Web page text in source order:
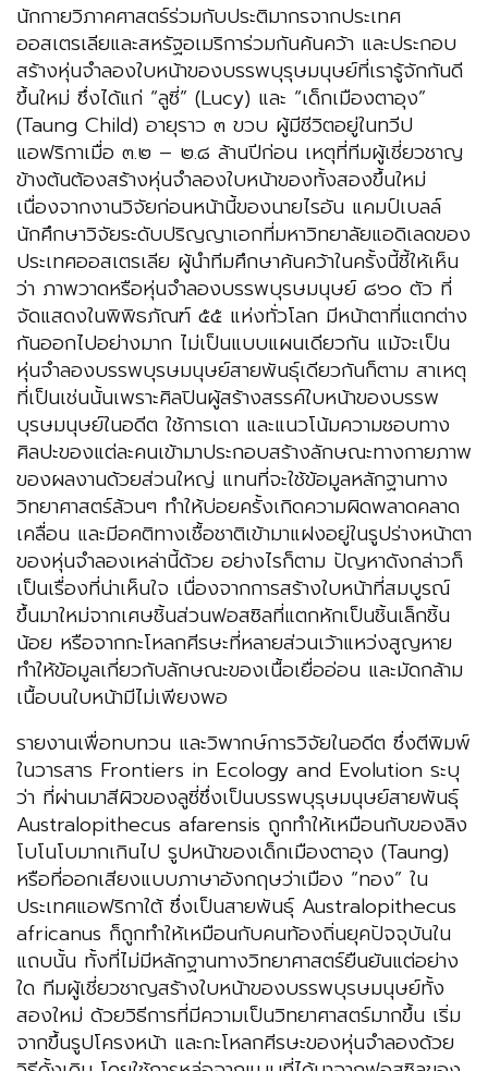
นักกายวิภาคศาสตร์ร่วมกับประติมากรจากประเทศ
ออสเตรเลียและสหรัฐอเมริการ่วมกันค้นคว้า และประกอบ
สร้างหุ่นจำลองใบหน้าของบรรพบุรุษมนุษย์ที่เรารู้จักกันดี
ขึ้นใหม่ ซึ่งได้แก่ “ลูซี่” (Lucy) และ “เด็กเมืองตาอุง”
(Taung Child) อายุราว ๓ ขวบ ผู้มีชีวิตอยู่ในทวีป
แอฟริกาเมื่อ ๓.๒ – ๒.๘ ล้านปีก่อน เหตุที่ทีมผู้เชี่ยวชาญ
ข้างต้นต้องสร้างหุ่นจำลองใบหน้าของทั้งสองขึ้นใหม่
เนื่องจากงานวิจัยก่อนหน้านี้ของนายไรอัน แคมป์เบลล์
นักศึกษาวิจัยระดับปริญญาเอกที่มหาวิทยาลัยแอดิเลดของ
ประเทศออสเตรเลีย ผู้นำทีมศึกษาค้นคว้าในครั้งนี้ชี้ให้เห็น
ว่า ภาพวาดหรือหุ่นจำลองบรรพบุรษมนุษย์ ๘๖๐ ตัว ที่
จัดแสดงในพิพิธภัณฑ์ ๕๕ แห่งทั่วโลก มีหน้าตาที่แตกต่าง
กันออกไปอย่างมาก ไม่เป็นแบบแผนเดียวกัน แม้จะเป็น
หุ่นจำลองบรรพบุรษมนุษย์สายพันธุ์เดียวกันก็ตาม สาเหตุ
ที่เป็นเช่นนั้นเพราะศิลปินผู้สร้างสรรค์ใบหน้าของบรรพ
บุรษมนุษย์ในอดีต ใช้การเดา และแนวโน้มความชอบทาง
ศิลปะของแต่ละคนเข้ามาประกอบสร้างลักษณะทางกายภาพ
ของผลงานด้วยส่วนใหญ่ แทนที่จะใช้ข้อมูลหลักฐานทาง
วิทยาศาสตร์ล้วนๆ ทำให้บ่อยครั้งเกิดความผิดพลาดคลาด
เคลื่อน และมีอคติทางเชื้อชาติเข้ามาแฝงอยู่ในรูปร่างหน้าตา
ของหุ่นจำลองเหล่านี้ด้วย อย่างไรก็ตาม ปัญหาดังกล่าวก็
เป็นเรื่องที่น่าเห็นใจ เนื่องจากการสร้างใบหน้าที่สมบูรณ์
ขึ้นมาใหม่จากเศษชิ้นส่วนฟอสซิลที่แตกหักเป็นชิ้นเล็กชิ้น
น้อย หรือจากกะโหลกศีรษะที่หลายส่วนเว้าแหว่งสูญหาย
ทำให้ข้อมูลเกี่ยวกับลักษณะของเนื้อเยื่ออ่อน และมัดกล้าม
เนื้อบนใบหน้ามีไม่เพียงพอ
รายงานเพื่อทบทวน และวิพากษ์การวิจัยในอดีต ซึ่งตีพิมพ์
ในวารสาร Frontiers in Ecology and Evolution ระบุ
ว่า ที่ผ่านมาสีผิวของลูซี่ซึ่งเป็นบรรพบุรุษมนุษย์สายพันธุ์
Australopithecus afarensis ถูกทำให้เหมือนกับของลิง
โบโนโบมากเกินไป รูปหน้าของเด็กเมืองตาอุง (Taung)
หรือที่ออกเสียงแบบภาษาอังกฤษว่าเมือง “ทอง” ใน
ประเทศแอฟริกาใต้ ซึ่งเป็นสายพันธุ์ Australopithecus
africanus ก็ถูกทำให้เหมือนกับคนท้องถิ่นยุคปัจจุบันใน
แถบนั้น ทั้งที่ไม่มีหลักฐานทางวิทยาศาสตร์ยืนยันแต่อย่าง
ใด ทีมผู้เชี่ยวชาญสร้างใบหน้าของบรรพบุรษมนุษย์ทั้ง
สองใหม่ ด้วยวิธีการที่มีความเป็นวิทยาศาสตร์มากขึ้น เริ่ม
จากขึ้นรูปโครงหน้า และกะโหลกศีรษะของหุ่นจำลองด้วย